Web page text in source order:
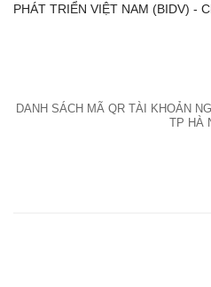
PHÁT TRIỂN VIỆT NAM (BIDV) -
DANH SÁCH MÃ QR TÀI KHOẢN
TP HÀ